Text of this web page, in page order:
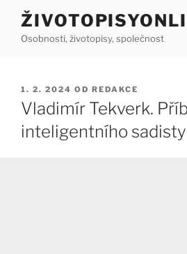
Přejít
obsahuOsobnosti, životopisy, společnost
PUBLIKOVÁNO
1. 2. 2024 OD REDAKCE
Vladimír Tekverk.
inteligentního sadisty